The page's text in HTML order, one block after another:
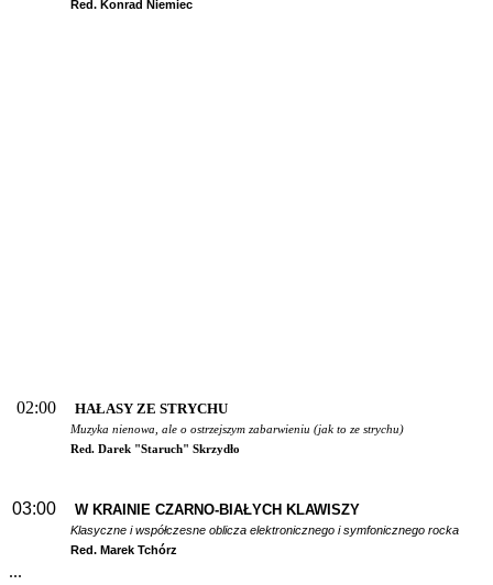
Red. Konrad Niemiec
02:00 HAŁASY ZE STRYCHU
Muzyka nienowa, ale o ostrzejszym zabarwieniu (jak to ze strychu)
Red. Darek "Staruch" Skrzydło
03:00 W KRAINIE CZARNO-BIAŁYCH KLAWISZY
Klasyczne i współczesne oblicza elektronicznego i symfonicznego rocka
Red. Marek Tchórz
...